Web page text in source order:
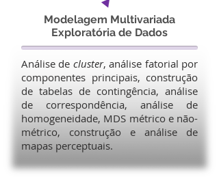
Modelagem Multivariada
Exploratória de Dados
Análise de cluster, análise fatorial por
componentes principais, construção
de tabelas de contingência, análise
de correspondência, análise de
homogeneidade, MDS métrico e não-
métrico, construção e análise de
mapas perceptuais.